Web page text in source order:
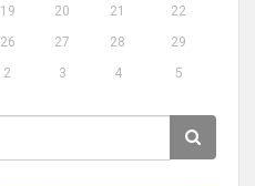
19 20 21
22
26 27 28
29
2 3 4 5